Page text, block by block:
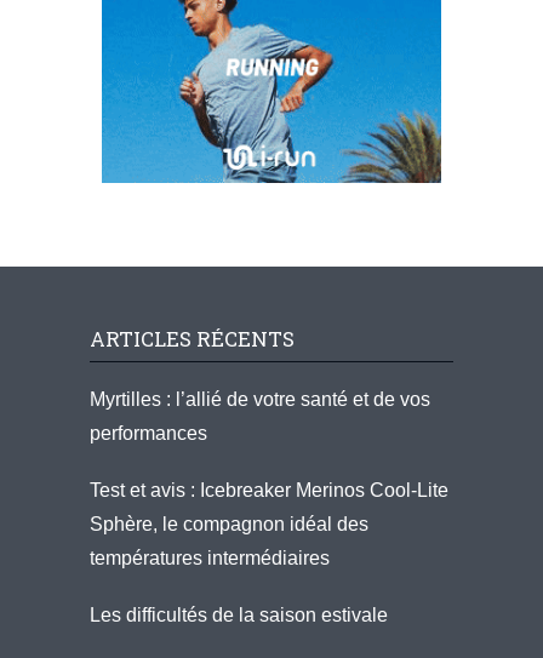
ARTICLES RÉCENTS
Myrtilles : l’allié de votre santé et de vos
performances
Test et avis : Icebreaker Merinos Cool-Lite
Sphère, le compagnon idéal des
températures intermédiaires
Les difficultés de la saison estivale